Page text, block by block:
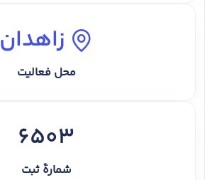
زاهدان
محل فعالیت
6503
شمارهٔ ثبت